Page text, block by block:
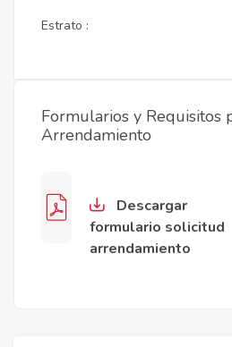
Estrato :
Formularios y Requisitos
Arrendamiento
Descargar
formulario solicitud
arrendamiento